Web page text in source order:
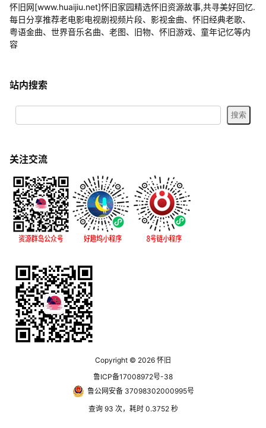
怀旧网[www.huaijiu.net]怀旧家园精选怀旧资源故事,共寻美好回忆.
每日分享推荐老电影电视剧视频片段、影视金曲、怀旧经典老歌、
粤语金曲、世界音乐名曲、老图、旧物、怀旧游戏、童年记忆等内
容
站内搜索
关注交流
Copyright © 2026 怀旧
鲁ICP备17008972号-38
鲁公网安备 37098302000995号
查询 93 次，耗时 0.3752 秒